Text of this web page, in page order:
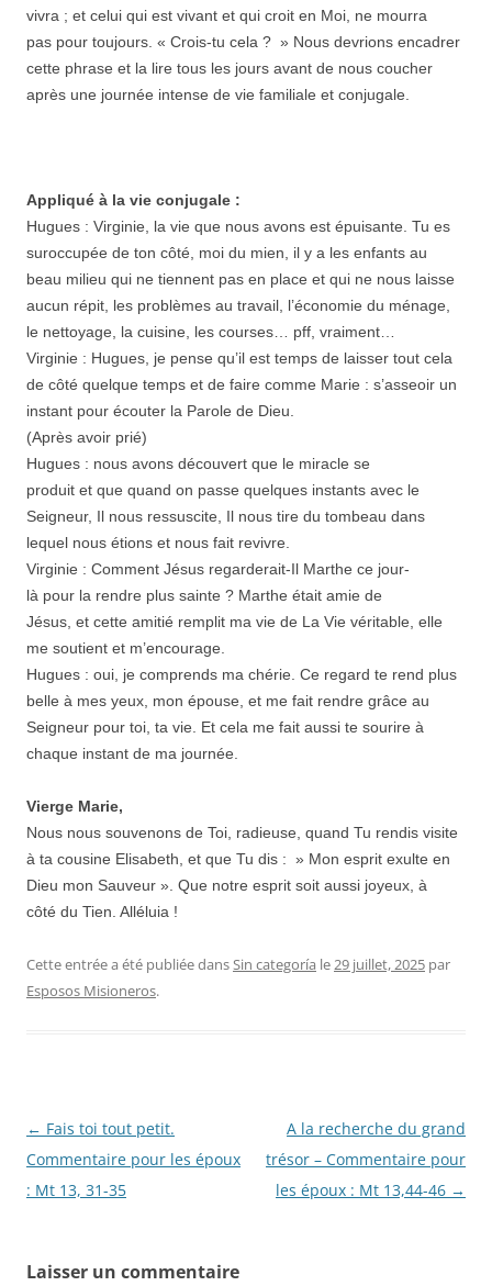
vivra ; et celui qui est vivant et qui croit en Moi, ne mourra
pas pour toujours. « Crois-tu cela ? » Nous devrions encadrer
cette phrase et la lire tous les jours avant de nous coucher
après une journée intense de vie familiale et conjugale.
Appliqué à la vie conjugale :
Hugues : Virginie, la vie que nous avons est épuisante. Tu es
suroccupée de ton côté, moi du mien, il y a les enfants au
beau milieu qui ne tiennent pas en place et qui ne nous laisse
aucun répit, les problèmes au travail, l’économie du ménage,
le nettoyage, la cuisine, les courses… pff, vraiment…
Virginie : Hugues, je pense qu’il est temps de laisser tout cela
de côté quelque temps et de faire comme Marie : s’asseoir un
instant pour écouter la Parole de Dieu.
(Après avoir prié)
Hugues : nous avons découvert que le miracle se
produit et que quand on passe quelques instants avec le
Seigneur, Il nous ressuscite, Il nous tire du tombeau dans
lequel nous étions et nous fait revivre.
Virginie : Comment Jésus regarderait-Il Marthe ce jour-
là pour la rendre plus sainte ? Marthe était amie de
Jésus, et cette amitié remplit ma vie de La Vie véritable, elle
me soutient et m’encourage.
Hugues : oui, je comprends ma chérie. Ce regard te rend plus
belle à mes yeux, mon épouse, et me fait rendre grâce au
Seigneur pour toi, ta vie. Et cela me fait aussi te sourire à
chaque instant de ma journée.
Vierge Marie,
Nous nous souvenons de Toi, radieuse, quand Tu rendis visite
à ta cousine Elisabeth, et que Tu dis : » Mon esprit exulte en
Dieu mon Sauveur ». Que notre esprit soit aussi joyeux, à
côté du Tien. Alléluia !
Cette entrée a été publiée dansSin categoría le29 juillet, 2025 par
Esposos Misioneros.
Navigation
des
articles
← Fais toi tout petit.
Commentaire pour les époux
: Mt 13, 31-35
A la recherche du grand
trésor – Commentaire pour
les époux : Mt 13,44-46 →
Laisser un commentaire